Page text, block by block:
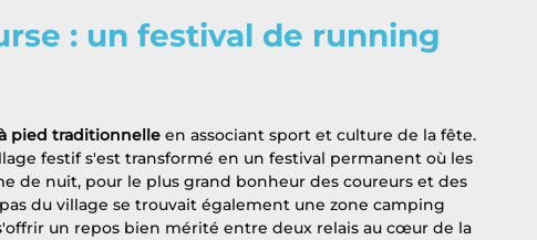
: un festival de running
pied traditionnelle en associant sport et culture de la fête.
festif s'est transformé en un festival permanent où les
de nuit, pour le plus grand bonheur des coureurs et des
du village se trouvait également une zone camping
un repos bien mérité entre deux relais au cœur de la